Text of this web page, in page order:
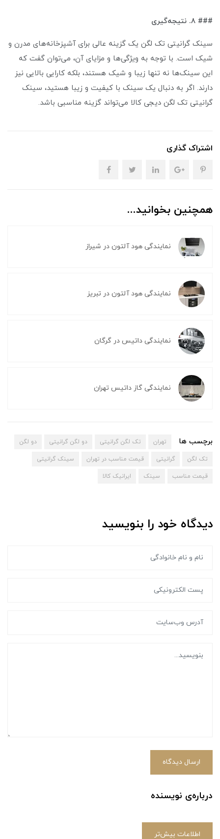
### ۸. نتیجه‌گیری
سینک گرانیتی تک لگن یک گزینه عالی برای آشپزخانه‌های مدرن و
شیک است. با توجه به ویژگی‌ها و مزایای آن، می‌توان گفت که
این سینک‌ها نه تنها زیبا و شیک هستند، بلکه کارایی بالایی نیز
دارند. اگر به دنبال یک سینک با کیفیت و زیبا هستید، سینک
گرانیتی تک لگن دیجی کالا می‌تواند گزینه مناسبی باشد.
اشتراک گذاری
همچنین بخوانید...
نمایندگی هود آلتون در شیراز
نمایندگی هود آلتون در تبریز
نمایندگی داتیس در گرگان
نمایندگی گاز داتیس تهران
برچسب ها تهران تک لگن گرانیتی دو لگن گرانیتی دو لگن
تک لگن گرانیتی قیمت مناسب در تهران سینک گرانیتی
قیمت مناسب سینک ایرانیک کالا
دیدگاه خود را بنویسید
ارسال دیدگاه
درباره‌ی نویسنده
اطلاعات بیش‌تر